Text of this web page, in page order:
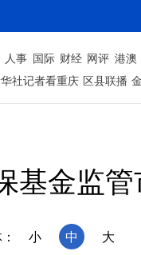
人事 国际 财经 网评 港澳
社记者看重庆 区县联播
基金监
小 中 大